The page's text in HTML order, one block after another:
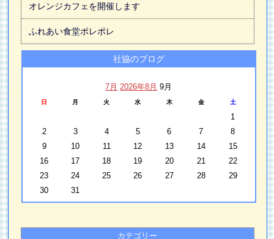
オレンジカフェを開催します
ふれあい食堂ポレポレ
社協のブログ
7月 2026年8月 9月
日 月 火 水 木 金 土
1
2
3 4 5 6 7
8
9
10 11 12 13 14
15
16
17 18 19 20 21
22
23
24 25 26 27 28
29
30
31
カテゴリー